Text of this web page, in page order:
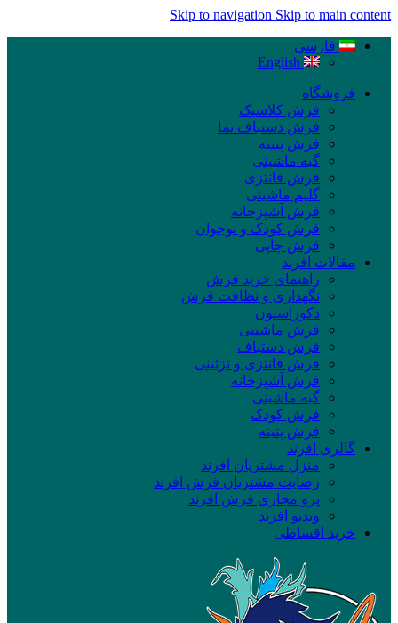
Skip to navigation Skip to main content
فارسی
English
فروشگاه
فرش کلاسیک
فرش دستباف نما
فرش پتینه
گبه ماشینی
فرش فانتزی
گلیم ماشینی
فرش آشپزخانه
فرش کودک و نوجوان
فرش چاپی
مقالات افرند
راهنمای خرید فرش
نگهداری و نظافت فرش
دکوراسیون
فرش ماشینی
فرش دستباف
فرش فانتزی و تزئینی
فرش آشپزخانه
گبه ماشینی
فرش کودک
فرش پتینه
گالری افرند
منزل مشتریان افرند
رضایت مشتریان فرش افرند
پرو مجازی فرش افرند
ویدیو افرند
خرید اقساطی